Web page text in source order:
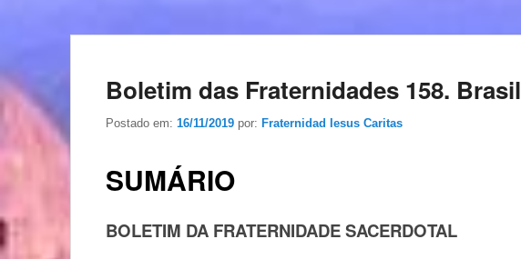
Boletim das Fraternidades 158. Brasil
Postado em: 16/11/2019 por: Fraternidad Iesus Caritas
SUMÁRIO
BOLETIM DA FRATERNIDADE SACERDOTAL